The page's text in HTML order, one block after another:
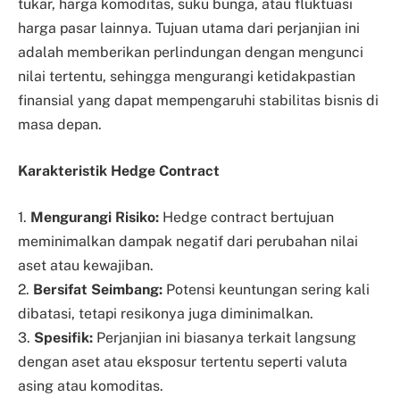
tukar, harga komoditas, suku bunga, atau fluktuasi
harga pasar lainnya. Tujuan utama dari perjanjian ini
adalah memberikan perlindungan dengan mengunci
nilai tertentu, sehingga mengurangi ketidakpastian
finansial yang dapat mempengaruhi stabilitas bisnis di
masa depan.
Karakteristik Hedge Contract
1. Mengurangi Risiko: Hedge contract bertujuan
meminimalkan dampak negatif dari perubahan nilai
aset atau kewajiban.
2. Bersifat Seimbang: Potensi keuntungan sering kali
dibatasi, tetapi resikonya juga diminimalkan.
3. Spesifik: Perjanjian ini biasanya terkait langsung
dengan aset atau eksposur tertentu seperti valuta
asing atau komoditas.